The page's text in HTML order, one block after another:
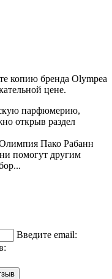
копию бренда Olympea
цене.
парфюмерию,
открыв раздел
Пако Рабанн
помогут другим
Введите email: